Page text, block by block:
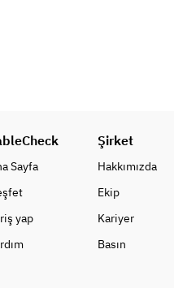
Sayfa
yap
Şirket
Hakkımızda
Ekip
Kariyer
Basın